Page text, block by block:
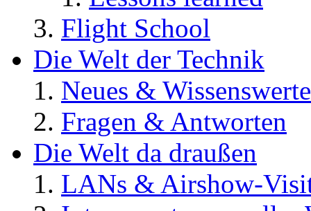
Flight School
Die Welt der Technik
Neues &
Fragen & Antworten
Die Welt da draußen
LANs & Airshow-